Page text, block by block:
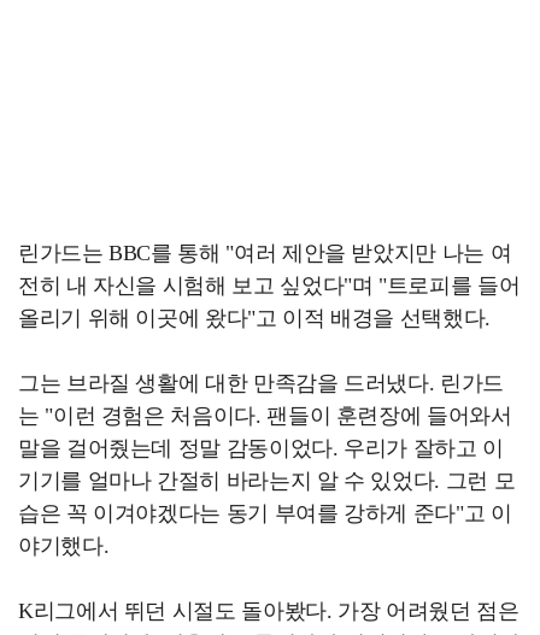
린가드는 BBC를 통해 "여러 제안을 받았지만 나는 여
전히 내 자신을 시험해 보고 싶었다"며 "트로피를 들어
올리기 위해 이곳에 왔다"고 이적 배경을 선택했다.
그는 브라질 생활에 대한 만족감을 드러냈다. 린가드
는 "이런 경험은 처음이다. 팬들이 훈련장에 들어와서
말을 걸어줬는데 정말 감동이었다. 우리가 잘하고 이
기기를 얼마나 간절히 바라는지 알 수 있었다. 그런 모
습은 꼭 이겨야겠다는 동기 부여를 강하게 준다"고 이
야기했다.
K리그에서 뛰던 시절도 돌아봤다. 가장 어려웠던 점은